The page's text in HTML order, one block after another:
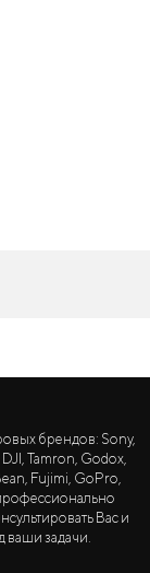
брендов: Sony,
Tamron, Godox,
Fujimi, GoPro,
Вас и
ваши задачи.